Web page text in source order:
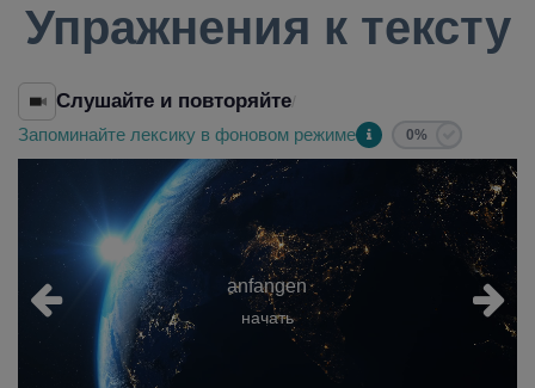
Упражнения к тексту
Слушайте и повторяйте/
Запоминайте лексику в фоновом режиме 0%
anfangen
начать